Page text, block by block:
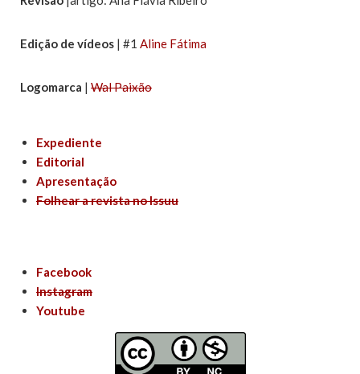
Edição de vídeos | #1 Aline Fátima
Logomarca | Wal Paixão
Expediente
Editorial
Apresentação
Folhear a revista no Issuu
Facebook
Instagram
Youtube